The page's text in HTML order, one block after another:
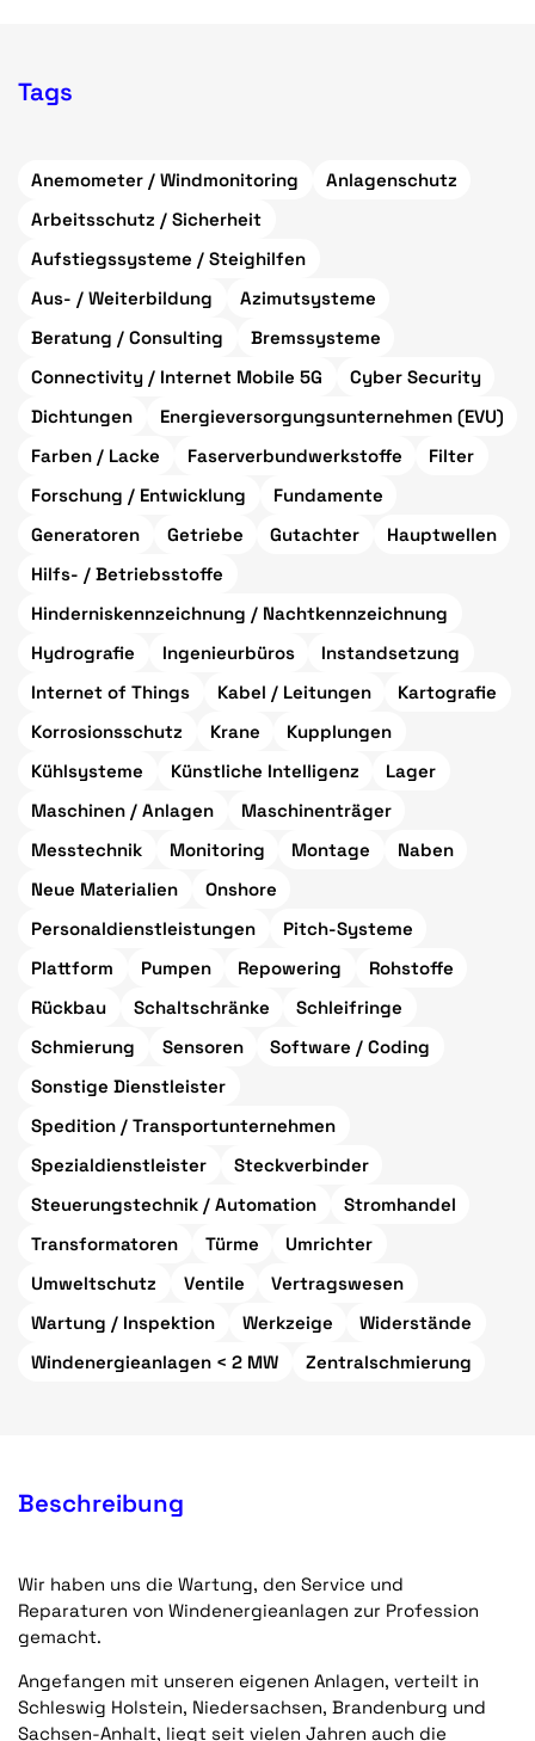
Tags
Anemometer / Windmonitoring
Anlagenschutz
Arbeitsschutz / Sicherheit
Aufstiegssysteme / Steighilfen
Aus- / Weiterbildung
Azimutsysteme
Beratung / Consulting
Bremssysteme
Connectivity / Internet Mobile 5G
Cyber Security
Dichtungen
Energieversorgungsunternehmen (EVU)
Farben / Lacke
Faserverbundwerkstoffe
Filter
Forschung / Entwicklung
Fundamente
Generatoren
Getriebe Gutachter
Hauptwellen
Hilfs- / Betriebsstoffe
Hinderniskennzeichnung / Nachtkennzeichnung
Hydrografie
Ingenieurbüros
Instandsetzung
Internet of Things
Kabel / Leitungen
Kartografie
Korrosionsschutz
Krane
Kupplungen
Kühlsysteme
Künstliche Intelligenz
Lager
Maschinen / Anlagen
Maschinenträger
Messtechnik
Monitoring Montage
Naben
Neue Materialien
Onshore
Personaldienstleistungen
Pitch-Systeme
Plattform
Pumpen Repowering
Rohstoffe
Rückbau
Schaltschränke
Schleifringe
Schmierung
Sensoren
Software / Coding
Sonstige Dienstleister
Spedition / Transportunternehmen
Spezialdienstleister
Steckverbinder
Steuerungstechnik / Automation
Stromhandel
Transformatoren
Türme
Umrichter
Umweltschutz
Ventile
Vertragswesen
Wartung / Inspektion
Werkzeige
Widerstände
Windenergieanlagen < 2 MW
Zentralschmierung
Beschreibung
Wir haben uns die Wartung, den Service und
Reparaturen von Windenergieanlagen zur Profession
gemacht.
Angefangen mit unseren eigenen Anlagen, verteilt in
Schleswig Holstein, Niedersachsen, Brandenburg und
Sachsen-Anhalt, liegt seit vielen Jahren auch die